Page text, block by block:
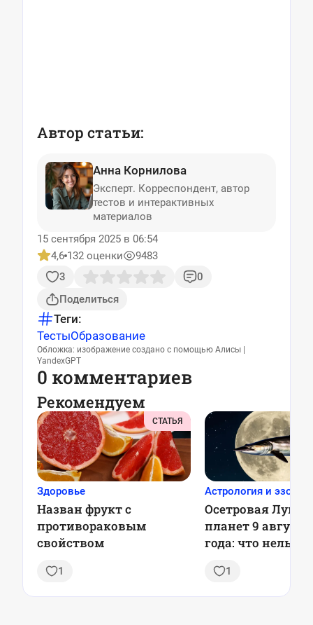
Автор статьи:
Анна Корнилова
Эксперт. Корреспондент, автор
тестов и интерактивных
материалов
15 сентября 2025 в 06:54
4,6 132 оценки
9483
3
0
Поделиться
Теги:
ТестыОбразование
Обложка: изображение создано с помощью Алисы |
YandexGPT
0 комментариев
Рекомендуем
СТАТЬЯ
Здоровье
Назван фрукт с
противораковым
свойством
1
Астрология и
Осетровая Луна
планет 9 августа
года: что нельзя
1